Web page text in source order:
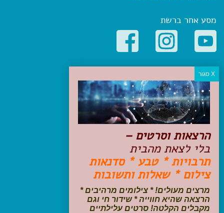
מסע אחר ברשת
קטגוריות פופולריות
יעדים
טיולים בישראל
מלונות בוטיק בישראל
טיפים והמלצות
הכנות לנסיעה
טיולי ג'יפים
טיולים עם ילדים
שייט, הפלגות, קרוזים
עקבו אחרינו בפייסבוק
הרצאות וסרטים –
בלי לצאת מהבית
תרבויות * טבע * סדנאות
צילום * שאלות ותשובות
מרצים מעולים! * צילומים מרהיבים *
הרצאה שהיא חווייה * שידור חי וגם
מקבלים הקלטה! סרטים עלילתיים